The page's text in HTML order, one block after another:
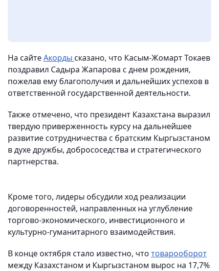
На сайтеАкорды сказано, что Касым-Жомарт Токаев
поздравил Садыра Жапарова с днем рождения,
пожелав ему благополучия и дальнейших успехов в
ответственной государственной деятельности.
Также отмечено, что президент Казахстана выразил
твердую приверженность курсу на дальнейшее
развитие сотрудничества с братским Кыргызстаном
в духе дружбы, добрососедства и стратегического
партнерства.
Кроме того, лидеры обсудили ход реализации
договоренностей, направленных на углубление
торгово-экономического, инвестиционного и
культурно-гуманитарного взаимодействия.
В конце октября стало известно, что товарооборот
между Казахстаном и Кыргызстаном вырос на 17,7%